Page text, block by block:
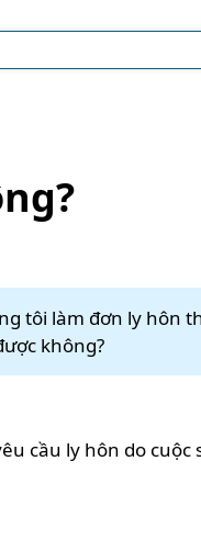
tôi làm đơn ly hôn
không?
cầu ly hôn do